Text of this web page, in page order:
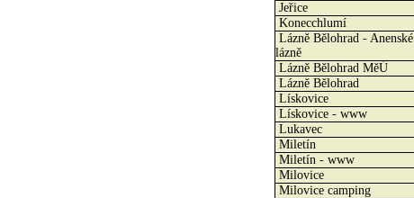
Jeřice
Konecchlumí
Lázně Bělohrad - Anenské
lázně
Lázně Bělohrad MěÚ
Lázně Bělohrad
Lískovice
Lískovice - www
Lukavec
Miletín
Miletín - www
Milovice
Milovice camping